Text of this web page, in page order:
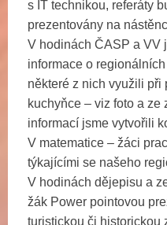
s IT technikou, referáty
prezentovány na
V hodinách ČASP a VV
informace o
některé z nich využili při
kuchyňce – viz foto a ze
informací jsme vytvořili
V matematice – žáci
týkajícími se našeho
V hodinách dějepisu a
žák Power pointovou
turistickou či historickou